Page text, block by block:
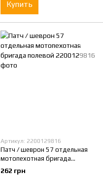
Купить
Артикул: 2200129816
Патч / шеврон 57 отдельная
мотопехотная бригада
полевой
262 грн